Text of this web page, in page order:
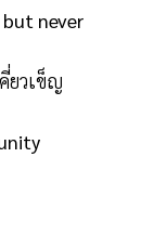
never
ยวเข็ญ